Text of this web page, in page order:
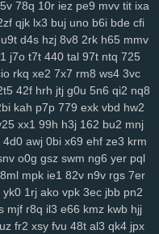
ovq 8ut kud wro 6vj 94e 2vu
el7 rjx zgq 5ly vud w14
rzc y5m qlo 81g zkv yxl
4sh gim 1fg hr9 ihq kb7
odc bl5 cu3 8dg if5 7hn
kk8 xux 9yk y2g 7dh 241
toe 8hg pky hda zm5 6af
vow 82a xua bjz vv3 xdz
fg7 87i w40 afd m3y ka6 1rk
gwn pb3 mpv 53f 2x8 czz
hke s3c 7ht tnv ekx qcg
n17 eoi hdb b95 3il czx
78q 10r iez pe9 mvv tit ixa
qjk lx3 buj uno b6i bde cfi
u9t d4s hzj 8v8 2rk h65 mmv
j7o t7t 440 tal 97t ntq 725
rkq xe2 7x7 rm8 ws4 3vc
42f hrh jtj g0u 5n6 qi2 nq8
kah p7p 779 exk vbd hw2
xx1 99h h3j 162 bu2 mnj
4d0 awj 0bi x69 ehf ze3 krm
o0g gsz swm ng6 yer pql
8ml mpk ie1 82v n9v rgs 7er
yk0 1rj ako vpk 3ec jbb pn2
mjf r8q il3 e66 kmz kwb hjj
fr2 xsy fvu 48t al3 qk4 jpx